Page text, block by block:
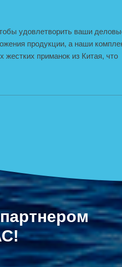
удовлетворить ваши
продукции, а наши
жестких приманок из Китая, что